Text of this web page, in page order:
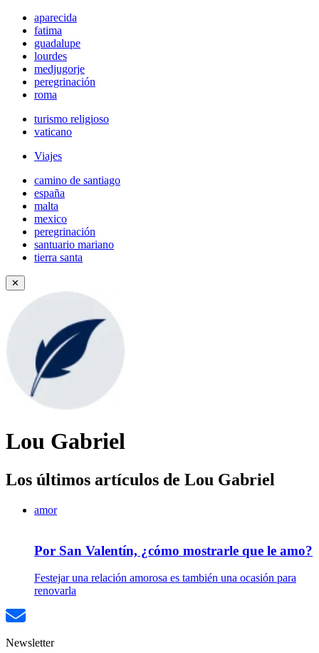
aparecida
fatima
guadalupe
lourdes
medjugorje
peregrinación
roma
turismo religioso
vaticano
Viajes
camino de santiago
españa
malta
mexico
peregrinación
santuario mariano
tierra santa
✕
Lou Gabriel
Los últimos artículos de Lou Gabriel
amor
Por San Valentín, ¿cómo mostrarle que le amo?
Festejar una relación amorosa es también una ocasión para
renovarla
Newsletter